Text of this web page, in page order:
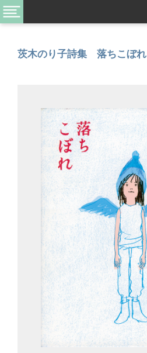
茨木のり子詩集 落ちこぼれ